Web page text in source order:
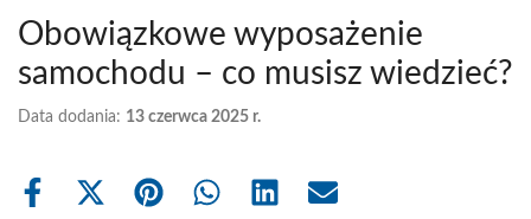
Obowiązkowe wyposażenie
samochodu – co musisz wiedzieć?
Data dodania: 13 czerwca 2025 r.
Share
Share Share Share Share Share